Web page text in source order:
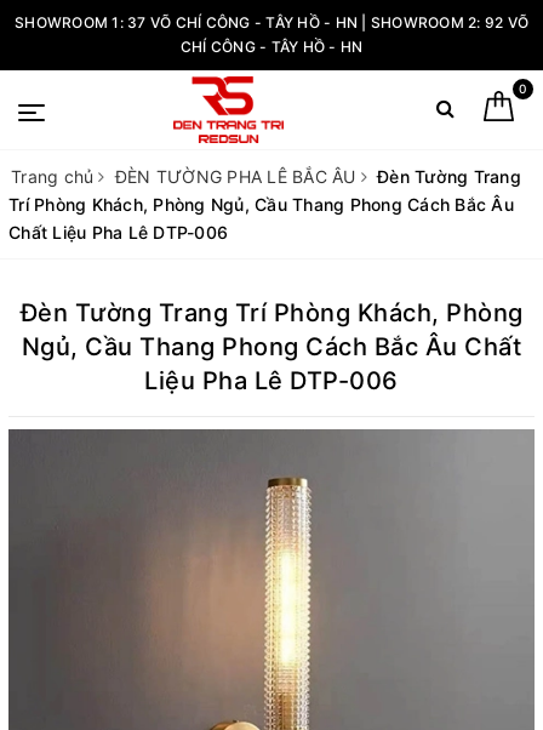
SHOWROOM 1: 37 VÕ CHÍ CÔNG - TÂY HỒ - HN | SHOWROOM 2: 92 VÕ
CHÍ CÔNG - TÂY HỒ - HN
0
Trang chủ ĐÈN TƯỜNG PHA LÊ BẮC ÂU
Đèn Tường Trang
Trí Phòng Khách, Phòng Ngủ, Cầu Thang Phong Cách Bắc Âu
Chất Liệu Pha Lê DTP-006
Đèn Tường Trang Trí Phòng Khách, Phòng
Ngủ, Cầu Thang Phong Cách Bắc Âu Chất
Liệu Pha Lê DTP-006